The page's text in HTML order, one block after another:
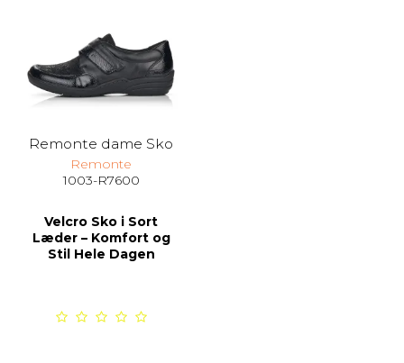
Remonte dame Sko
Remonte
1003-R7600
Velcro Sko i Sort
Læder – Komfort og
Stil Hele Dagen